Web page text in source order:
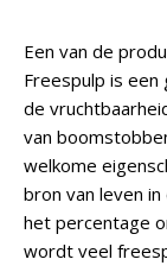
Een van de
Freespulp is
de
van
welkome
bron van leven
het percentage
wordt veel